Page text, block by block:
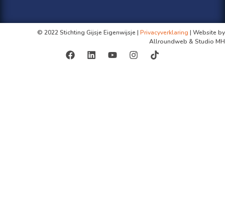
© 2022 Stichting Gijsje Eigenwijsje | Privacyverklaring | Website by
Allroundweb & Studio MH